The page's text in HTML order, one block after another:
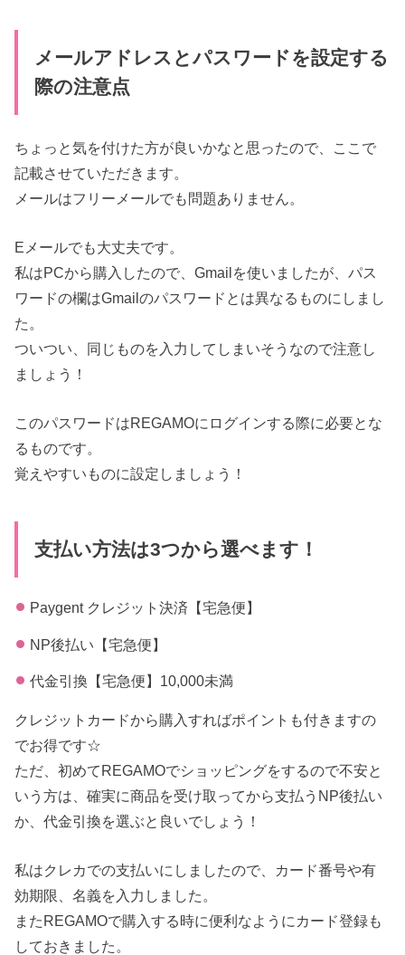
メールアドレスとパスワードを設定する
際の注意点
ちょっと気を付けた方が良いかなと思ったので、ここで
記載させていただきます。
メールはフリーメールでも問題ありません。
Eメールでも大丈夫です。
私はPCから購入したので、Gmailを使いましたが、パス
ワードの欄はGmailのパスワードとは異なるものにしまし
た。
ついつい、同じものを入力してしまいそうなので注意し
ましょう！
このパスワードはREGAMOにログインする際に必要とな
るものです。
覚えやすいものに設定しましょう！
支払い方法は3つから選べます！
Paygent クレジット決済【宅急便】
NP後払い【宅急便】
代金引換【宅急便】10,000未満
クレジットカードから購入すればポイントも付きますの
でお得です☆
ただ、初めてREGAMOでショッピングをするので不安と
いう方は、確実に商品を受け取ってから支払うNP後払い
か、代金引換を選ぶと良いでしょう！
私はクレカでの支払いにしましたので、カード番号や有
効期限、名義を入力しました。
またREGAMOで購入する時に便利なようにカード登録も
しておきました。